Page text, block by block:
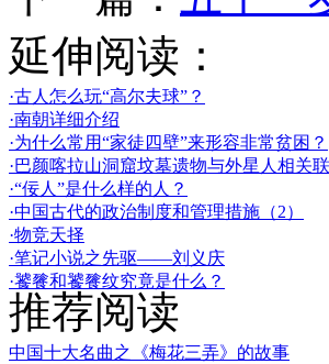
延伸阅读：
·古人怎么玩“高尔夫球”？
·南朝详细介绍
·为什么常用“家徒四壁”来形容非常贫困？
·巴颜喀拉山洞窟坟墓遗物与外星人相关
·“佞人”是什么样的人？
·中国古代的政治制度和管理措施（2）
·物竞天择
·笔记小说之先驱——刘义庆
·饕餮和饕餮纹究竟是什么？
推荐阅读
中国十大名曲之《梅花三弄》的故事